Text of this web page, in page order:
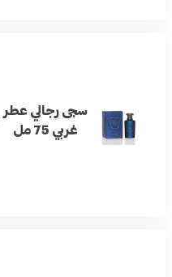
سجى رجالي عطر
غربي 75 مل